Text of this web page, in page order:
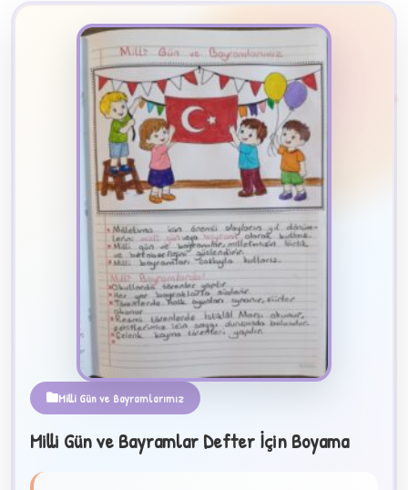
2
Milli Gün ve Bayramlarımız
Milli Gün ve Bayramlar Defter İçin Boyama